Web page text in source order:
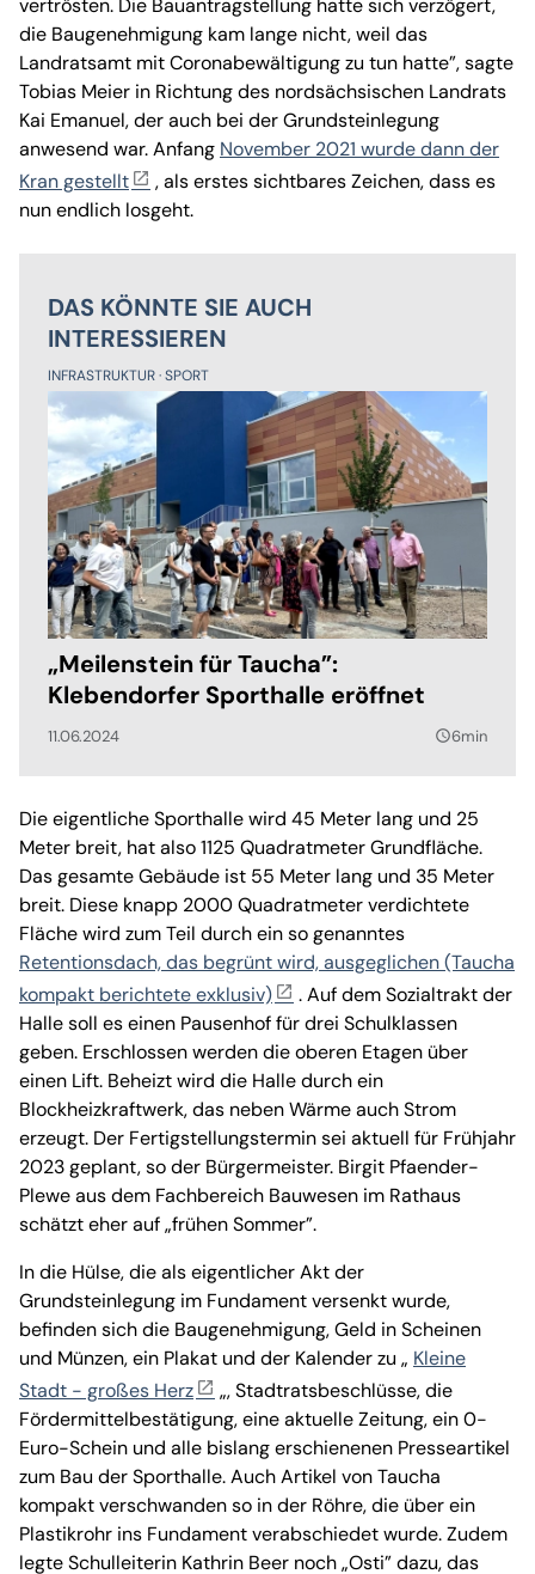
vertrösten. Die Bauantragstellung hatte sich verzögert,
die Baugenehmigung kam lange nicht, weil das
Landratsamt mit Coronabewältigung zu tun hatte”, sagte
Tobias Meier in Richtung des nordsächsischen Landrats
Kai Emanuel, der auch bei der Grundsteinlegung
anwesend war. Anfang November 2021 wurde dann der
Kran gestellt
, als erstes sichtbares Zeichen, dass es
nun endlich losgeht.
DAS KÖNNTE SIE AUCH
INTERESSIEREN
INFRASTRUKTUR SPORT
„Meilenstein für Taucha”:
Klebendorfer Sporthalle eröffnet
11.06.2024 query_builder6min
Die eigentliche Sporthalle wird 45 Meter lang und 25
Meter breit, hat also 1125 Quadratmeter Grundfläche.
Das gesamte Gebäude ist 55 Meter lang und 35 Meter
breit. Diese knapp 2000 Quadratmeter verdichtete
Fläche wird zum Teil durch ein so genanntes
Retentionsdach, das begrünt wird, ausgeglichen (Taucha
kompakt berichtete exklusiv)
. Auf dem Sozialtrakt der
Halle soll es einen Pausenhof für drei Schulklassen
geben. Erschlossen werden die oberen Etagen über
einen Lift. Beheizt wird die Halle durch ein
Blockheizkraftwerk, das neben Wärme auch Strom
erzeugt. Der Fertigstellungstermin sei aktuell für Frühjahr
2023 geplant, so der Bürgermeister. Birgit Pfaender-
Plewe aus dem Fachbereich Bauwesen im Rathaus
schätzt eher auf „frühen Sommer”.
In die Hülse, die als eigentlicher Akt der
Grundsteinlegung im Fundament versenkt wurde,
befinden sich die Baugenehmigung, Geld in Scheinen
und Münzen, ein Plakat und der Kalender zu „ Kleine
Stadt - großes Herz
„, Stadtratsbeschlüsse, die
Fördermittelbestätigung, eine aktuelle Zeitung, ein 0-
Euro-Schein und alle bislang erschienenen Presseartikel
zum Bau der Sporthalle. Auch Artikel von Taucha
kompakt verschwanden so in der Röhre, die über ein
Plastikrohr ins Fundament verabschiedet wurde. Zudem
legte Schulleiterin Kathrin Beer noch „Osti” dazu, das